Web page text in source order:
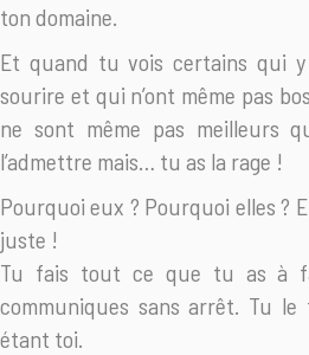
ton domaine.
Et quand tu vois certains qui
sourire et qui n’ont même pas
ne sont même pas meilleurs
l’admettre mais… tu as la rage !
Pourquoi eux ? Pourquoi elles ?
juste !
Tu fais tout ce que tu as à
communiques sans arrêt. Tu
étant toi.